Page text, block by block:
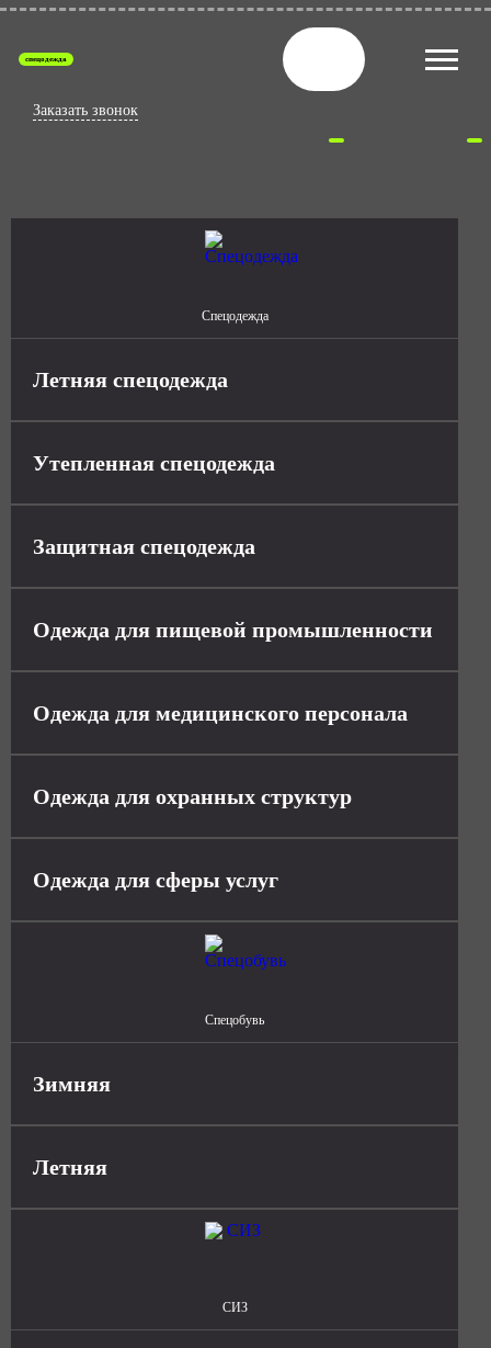
спецодежда
Заказать звонок
Спецодежда
Летняя спецодежда
Утепленная спецодежда
Защитная спецодежда
Одежда для пищевой промышленности
Одежда для медицинского персонала
Одежда для охранных структур
Одежда для сферы услуг
Спецобувь
Зимняя
Летняя
СИЗ